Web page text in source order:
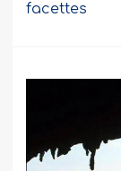
facettes